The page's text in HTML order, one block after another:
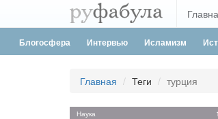
Блогосфера Интервью Исламизм
Главная Теги турция
Наука